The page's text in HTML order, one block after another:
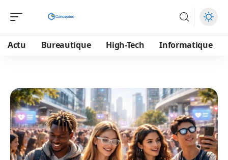
Actu Bureautique High-Tech Informatique